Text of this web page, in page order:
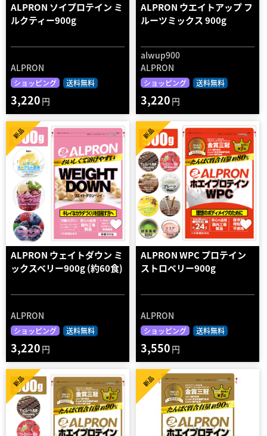
ALPRON ソイプロテイン ミ
ルクティー900g
ALPRON
ショッピング 送料無料
3,220 円
ALPRON ウエイトアップ フ
ルーツミックス 900g
alwup900
ALPRON
ショッピング 送料無料
3,220 円
ALPRON ウェイトダウン ミ
ックスベリー900g (約60食)
ALPRON
ショッピング 送料無料
新品
3,220 円
ALPRON WPC プロテイン
ストロベリー900g
ALPRON
ショッピング 送料無料
新品
3,550 円
新品 新品